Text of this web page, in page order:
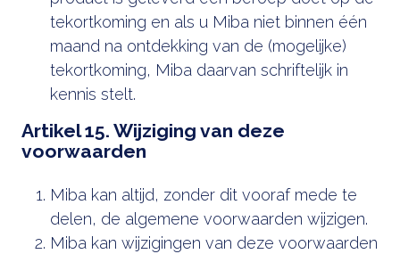
tekortkoming en als u Miba niet binnen één
maand na ontdekking van de (mogelijke)
tekortkoming, Miba daarvan schriftelijk in
kennis stelt.
Artikel 15. Wijziging van deze
voorwaarden
Miba kan altijd, zonder dit vooraf mede te
delen, de algemene voorwaarden wijzigen.
Miba kan wijzigingen van deze voorwaarden